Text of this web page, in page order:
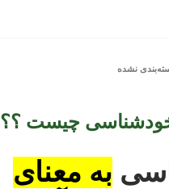
نشده
خودشناسی چیست ؟؟
به معنای